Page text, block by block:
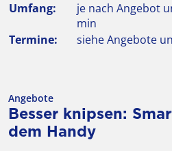
Umfang:
je nach Angebot
min
Termine:
siehe Angebote
Angebote
Besser knipsen:
dem Handy